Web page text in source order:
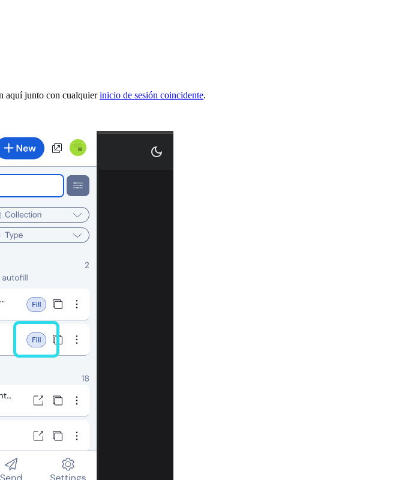
aquí junto con cualquierinicio de sesión coincidente.